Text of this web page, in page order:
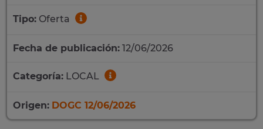
Tipo: Oferta
Fecha de publicación: 12/06/2026
Categoría: LOCAL
Origen: DOGC 12/06/2026